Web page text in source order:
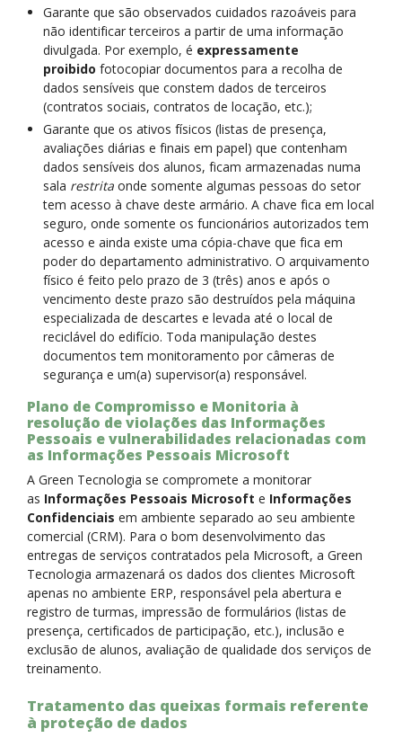
Garante que são observados cuidados razoáveis para
não identificar terceiros a partir de uma informação
divulgada. Por exemplo, é expressamente
proibido fotocopiar documentos para a recolha de
dados sensíveis que constem dados de terceiros
(contratos sociais, contratos de locação, etc.);
Garante que os ativos físicos (listas de presença,
avaliações diárias e finais em papel) que contenham
dados sensíveis dos alunos, ficam armazenadas numa
sala restrita onde somente algumas pessoas do setor
tem acesso à chave deste armário. A chave fica em local
seguro, onde somente os funcionários autorizados tem
acesso e ainda existe uma cópia-chave que fica em
poder do departamento administrativo. O arquivamento
físico é feito pelo prazo de 3 (três) anos e após o
vencimento deste prazo são destruídos pela máquina
especializada de descartes e levada até o local de
reciclável do edifício. Toda manipulação destes
documentos tem monitoramento por câmeras de
segurança e um(a) supervisor(a) responsável.
Plano de Compromisso e Monitoria à
resolução de violações das Informações
Pessoais e vulnerabilidades relacionadas com
as Informações Pessoais Microsoft
A Green Tecnologia se compromete a monitorar
as Informações Pessoais Microsoft e Informações
Confidenciais em ambiente separado ao seu ambiente
comercial (CRM). Para o bom desenvolvimento das
entregas de serviços contratados pela Microsoft, a Green
Tecnologia armazenará os dados dos clientes Microsoft
apenas no ambiente ERP, responsável pela abertura e
registro de turmas, impressão de formulários (listas de
presença, certificados de participação, etc.), inclusão e
exclusão de alunos, avaliação de qualidade dos serviços de
treinamento.
Tratamento das queixas formais referente
à proteção de dados